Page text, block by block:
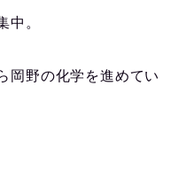
中。
岡野の化学を進めてい